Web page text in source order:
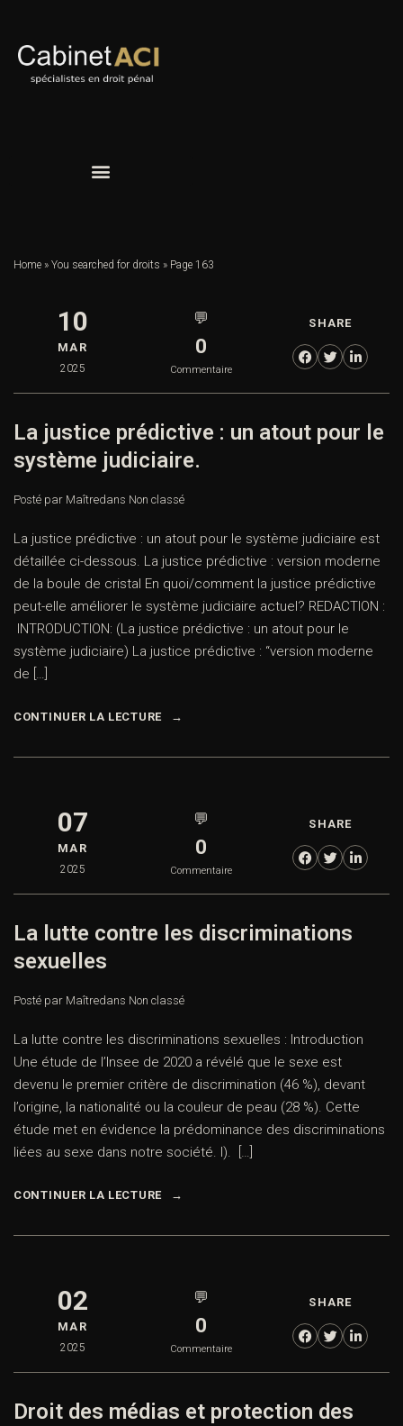
Home » You searched for droits » Page 163
10
MAR
2025
💬
0
Commentaire
SHARE
La justice prédictive : un atout pour le
système judiciaire.
Posté par Maîtredans Non classé
La justice prédictive : un atout pour le système judiciaire est
détaillée ci-dessous. La justice prédictive : version moderne
de la boule de cristal En quoi/comment la justice prédictive
peut-elle améliorer le système judiciaire actuel? REDACTION :
INTRODUCTION: (La justice prédictive : un atout pour le
système judiciaire) La justice prédictive : “version moderne
de […]
CONTINUER LA LECTURE
07
MAR
2025
💬
0
Commentaire
SHARE
La lutte contre les discriminations
sexuelles
Posté par Maîtredans Non classé
La lutte contre les discriminations sexuelles : Introduction
Une étude de l’Insee de 2020 a révélé que le sexe est
devenu le premier critère de discrimination (46 %), devant
l’origine, la nationalité ou la couleur de peau (28 %). Cette
étude met en évidence la prédominance des discriminations
liées au sexe dans notre société. I). […]
CONTINUER LA LECTURE
02
MAR
2025
💬
0
Commentaire
SHARE
Droit des médias et protection des